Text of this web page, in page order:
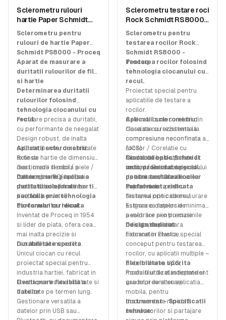
SKU:34230000
Sclerometru rulouri
hartie Paper Schmidt
PS8000 – Proceq
Sclerometru pentru
rulouri de hartie Paper
Schmidt PS8000 - Proceq
Aparat de masurare a
duritatii rulourilor de film
si hartie
Determinarea duritatii
rulourilor folosind
tehnologia ciocanului cu
recul
Profilare precisa a duritatii,
cu performante de neegalat
Design robust, de inalta
calitate, pentru durabilitate
extinsa
Gestionare flexibila a
datelor prin PC, aplicatie
mobila sau imprimanta
portabila
Aplicatii sclerometru:
Role de hartie de dimensiuni
mari, medii si mici / piele /
role acoperite / hartie
pentru loterie / hartie
tisulara (servetel)
Determinare precisa a
duritatii rolelor de hartie
sau folie prin tehnologia
ciocanului cu recul
Performanta ridicata
Inventat de Proceq in 1954
si lider de piata, ofera cea
mai inalta precizie si
rezultate de incredere.
Durabilitate sporita
Unicul ciocan cu recul
proiectat special pentru
industria hartiei, fabricat in
Elvetia pentru durabilitate si
fiabilitate pe termen lung.
Gestionare flexibila a
datelor
Gestionare versatila a
datelor prin USB sau
SKU:34330000
Sclerometru testare roci
Rock Schmidt RS8000 -
Proceq
Sclerometru pentru
testarea rocilor Rock
Schmidt RS8000 -
Proceq
Testarea rocilor folosind
tehnologia ciocanului cu
recul.
Proiectat special pentru
aplicatiile de testare a
rocilor.
Cele mai bune corelatii din
clasa sa cu rezistenta la
compresiune neconfinata
(UCS).
Functii de backup
instantaneu al datelor si
optiuni avansate de
colaborare.
Aplicatii sclerometru:
Corelatie cu rezistenta la
compresiune neconfinata a
rocilor / Corelatie cu
modulul de elasticitate al
rocilor / Estimarea gradului
de alterare / Clasificarea
suprafetelor pentru
testarea prin cadere /
Estimarea ratelor de
penetrare pentru masinile
de sapat tuneluri
Ciocanul optic Schmidt
unic, proiectat special
pentru testarea rocilor
Performanta ridicata
Sistemul optic de masurare
asigura o dispersie minima
a valorilor si o precizie
ridicata, superioara
ciocanelor clasice.
Design dedicat
Fabricat in Elvetia, special
conceput pentru testarea
rocilor, cu aplicatii multiple –
determinarea UCS,
modulului de elasticitate si
gradului de alterare.
Flexibilitate sporita
Poate fi utilizat independent
sau impreuna cu aplicatia
mobila, pentru
documentare rapida a
masuratorilor si partajare
Instrument - Specificatii
tehnice: